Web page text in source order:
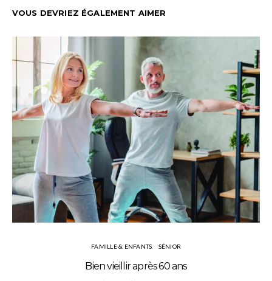
VOUS DEVRIEZ ÉGALEMENT AIMER
FAMILLE & ENFANTS SÉNIOR
Bien vieillir après 60 ans